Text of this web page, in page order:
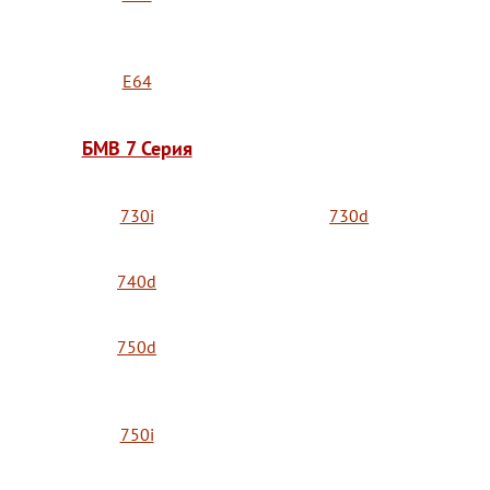
E64
БМВ 7 Серия
730i 730d
740d
750d
750i